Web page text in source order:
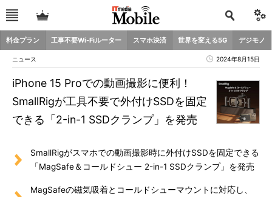
料金プラン 工事不要Wi-Fiルーター スマホ決済 世界を変える5G デジモノ
ニュース 2024年8月15日
iPhone 15 Proでの動画撮影に便利！
SmallRigが工具不要で外付けSSDを固定
できる「2-in-1 SSDクランプ」を発売
SmallRigがスマホでの動画撮影時に外付けSSDを固定できる
「MagSafe＆コールドシュー 2-in-1 SSDクランプ」を発売
MagSafeの磁気吸着とコールドシューマウントに対応し、